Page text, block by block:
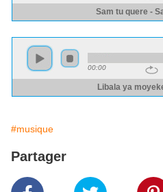
#musique
Partager